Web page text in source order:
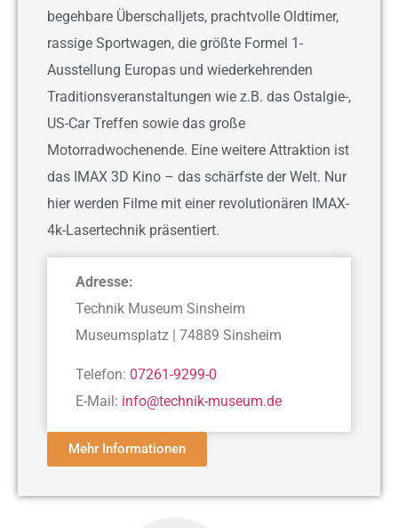
begehbare Überschalljets, prachtvolle Oldtimer,
rassige Sportwagen, die größte Formel 1-
Ausstellung Europas und wiederkehrenden
Traditionsveranstaltungen wie z.B. das Ostalgie-,
US-Car Treffen sowie das große
Motorradwochenende. Eine weitere Attraktion ist
das IMAX 3D Kino – das schärfste der Welt. Nur
hier werden Filme mit einer revolutionären IMAX-
4k-Lasertechnik präsentiert.
Adresse:
Technik Museum Sinsheim
Museumsplatz | 74889 Sinsheim
Telefon: 07261-9299-0
E-Mail: info@technik-museum.de
Mehr Informationen